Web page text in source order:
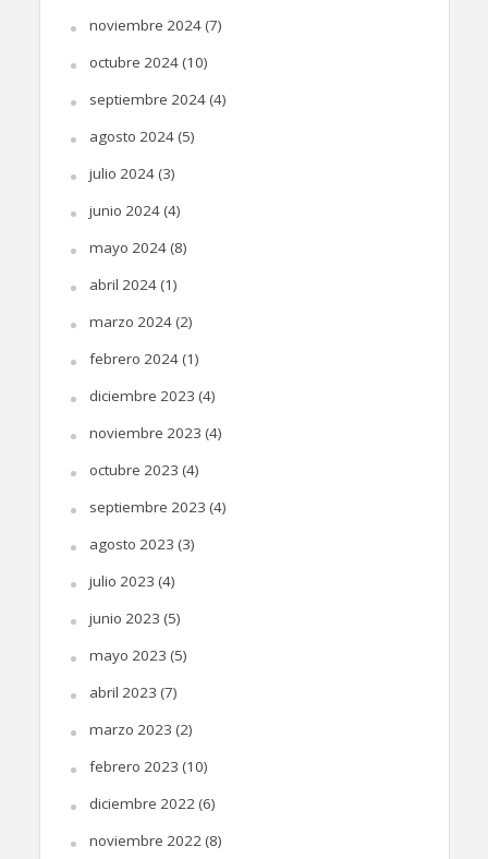
noviembre 2024(7)
octubre 2024(10)
septiembre 2024(4)
agosto 2024(5)
julio 2024(3)
junio 2024(4)
mayo 2024(8)
abril 2024(1)
marzo 2024(2)
febrero 2024(1)
diciembre 2023 (4)
noviembre 2023 (4)
octubre 2023 (4)
septiembre 2023 (4)
agosto 2023 (3)
julio 2023 (4)
junio 2023 (5)
mayo 2023 (5)
abril 2023 (7)
marzo 2023 (2)
febrero 2023 (10)
diciembre 2022(6)
noviembre 2022(8)